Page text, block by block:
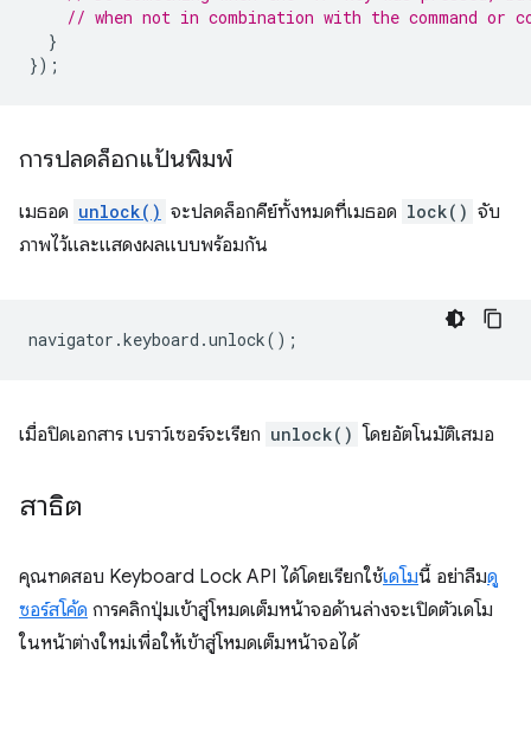
// when not in combination with the command or
}
});
การปลดล็อกแป้นพิมพ์
เมธอด unlock() จะปลดล็อกคีย์ทั้งหมดที่เมธอด lock() จับ
ภาพไว้และแสดงผลแบบพร้อมกัน
navigator .keyboard .unlock();
เมื่อปิดเอกสาร เบราว์เซอร์จะเรียก unlock() โดยอัตโนมัติเสมอ
สาธิต
คุณทดสอบ Keyboard Lock API ได้โดยเรียกใช้เดโมนี้ อย่าลืมดู
ซอร์สโค้ด การคลิกปุ่มเข้าสู่โหมดเต็มหน้าจอด้านล่างจะเปิดตัวเดโม
ในหน้าต่างใหม่เพื่อให้เข้าสู่โหมดเต็มหน้าจอได้